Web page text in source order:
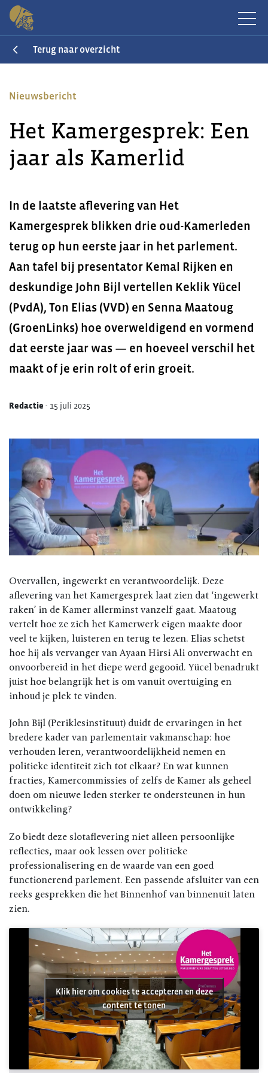
Terug naar overzicht
Nieuwsbericht
Het Kamergesprek: Een
jaar als Kamerlid
In de laatste aflevering van Het
Kamergesprek blikken drie oud-Kamerleden
terug op hun eerste jaar in het parlement.
Aan tafel bij presentator Kemal Rijken en
deskundige John Bijl vertellen Keklik Yücel
(PvdA), Ton Elias (VVD) en Senna Maatoug
(GroenLinks) hoe overweldigend en vormend
dat eerste jaar was — en hoeveel verschil het
maakt of je erin rolt of erin groeit.
Redactie - 15 juli 2025
Overvallen, ingewerkt en verantwoordelijk. Deze
aflevering van het Kamergesprek laat zien dat ‘ingewerkt
raken’ in de Kamer allerminst vanzelf gaat. Maatoug
vertelt hoe ze zich het Kamerwerk eigen maakte door
veel te kijken, luisteren en terug te lezen. Elias schetst
hoe hij als vervanger van Ayaan Hirsi Ali onverwacht en
onvoorbereid in het diepe werd gegooid. Yücel benadrukt
juist hoe belangrijk het is om vanuit overtuiging en
inhoud je plek te vinden.
John Bijl (Periklesinstituut) duidt de ervaringen in het
bredere kader van parlementair vakmanschap: hoe
verhouden leren, verantwoordelijkheid nemen en
politieke identiteit zich tot elkaar? En wat kunnen
fracties, Kamercommissies of zelfs de Kamer als geheel
doen om nieuwe leden sterker te ondersteunen in hun
ontwikkeling?
Zo biedt deze slotaflevering niet alleen persoonlijke
reflecties, maar ook lessen over politieke
professionalisering en de waarde van een goed
functionerend parlement. Een passende afsluiter van een
reeks gesprekken die het Binnenhof van binnenuit laten
zien.
Klik hier om cookies te accepteren en deze
content te tonen